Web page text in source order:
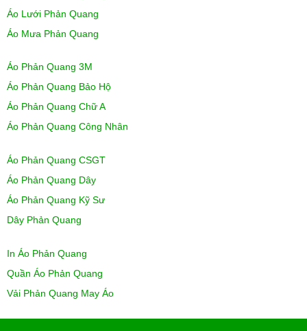
Áo Lưới Phản Quang
Áo Mưa Phản Quang
Áo Phản Quang 3M
Áo Phản Quang Bảo Hộ
Áo Phản Quang Chữ A
Áo Phản Quang Công Nhân
Áo Phản Quang CSGT
Áo Phản Quang Dây
Áo Phản Quang Kỹ Sư
Dây Phản Quang
In Áo Phản Quang
Quần Áo Phản Quang
Vải Phản Quang May Áo